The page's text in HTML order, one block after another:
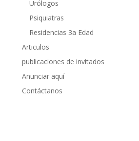
Urólogos
Psiquiatras
Residencias 3a Edad
Articulos
publicaciones de invitados
Anunciar aquí
Contáctanos